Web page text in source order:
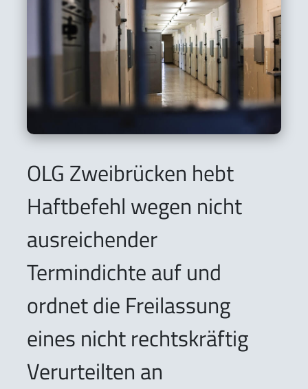
OLG Zweibrücken hebt
Haftbefehl wegen nicht
ausreichender
Termindichte auf und
ordnet die Freilassung
eines nicht rechtskräftig
Verurteilten an